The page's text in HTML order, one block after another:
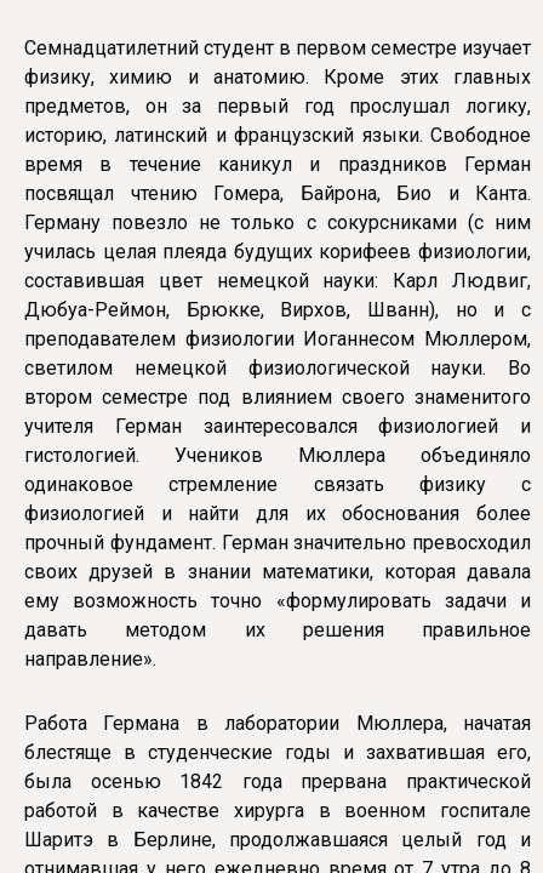
Семнадцатилетний студент в первом семестре изучает
физику, химию и анатомию. Кроме этих главных
предметов, он за первый год прослушал логику,
историю, латинский и французский языки. Свободное
время в течение каникул и праздников Герман
посвящал чтению Гомера, Байрона, Био и Канта.
Герману повезло не только с сокурсниками (с ним
училась целая плеяда будущих корифеев физиологии,
составившая цвет немецкой науки: Карл Людвиг,
Дюбуа-Реймон, Брюкке, Вирхов, Шванн), но и с
преподавателем физиологии Иоганнесом Мюллером,
светилом немецкой физиологической науки. Во
втором семестре под влиянием своего знаменитого
учителя Герман заинтересовался физиологией и
гистологией. Учеников Мюллера объединяло
одинаковое стремление связать физику с
физиологией и найти для их обоснования более
прочный фундамент. Герман значительно превосходил
своих друзей в знании математики, которая давала
ему возможность точно «формулировать задачи и
давать методом их решения правильное
направление».
Работа Германа в лаборатории Мюллера, начатая
блестяще в студенческие годы и захватившая его,
была осенью 1842 года прервана практической
работой в качестве хирурга в военном госпитале
Шаритэ в Берлине, продолжавшаяся целый год и